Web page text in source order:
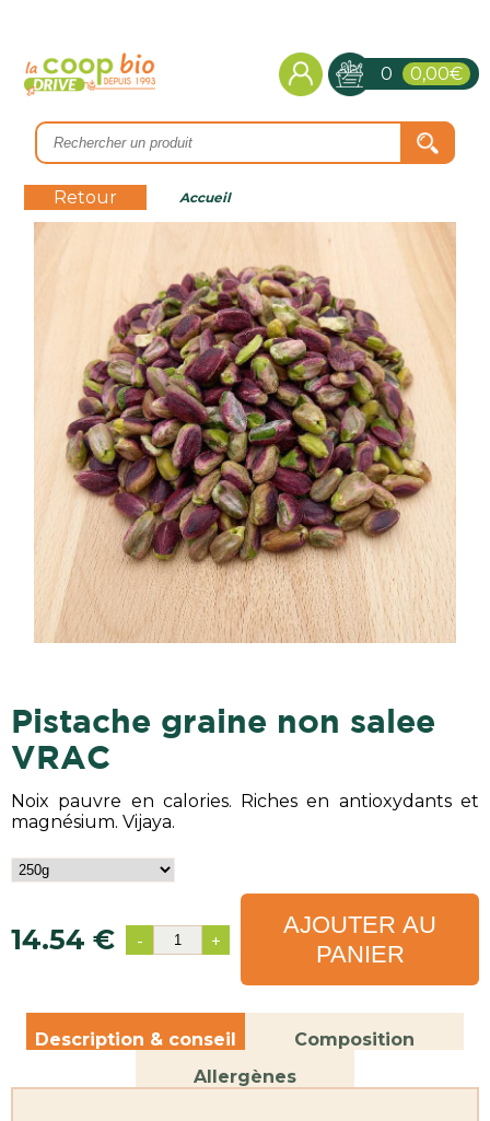
0 0,00€
Retour Accueil
pistache graine non salee
VRAC
Noix pauvre en calories. Riches en antioxydants et
magnésium. Vijaya.
14.54 € - +
AJOUTER AU
PANIER
Description & conseil
Composition
Allergènes